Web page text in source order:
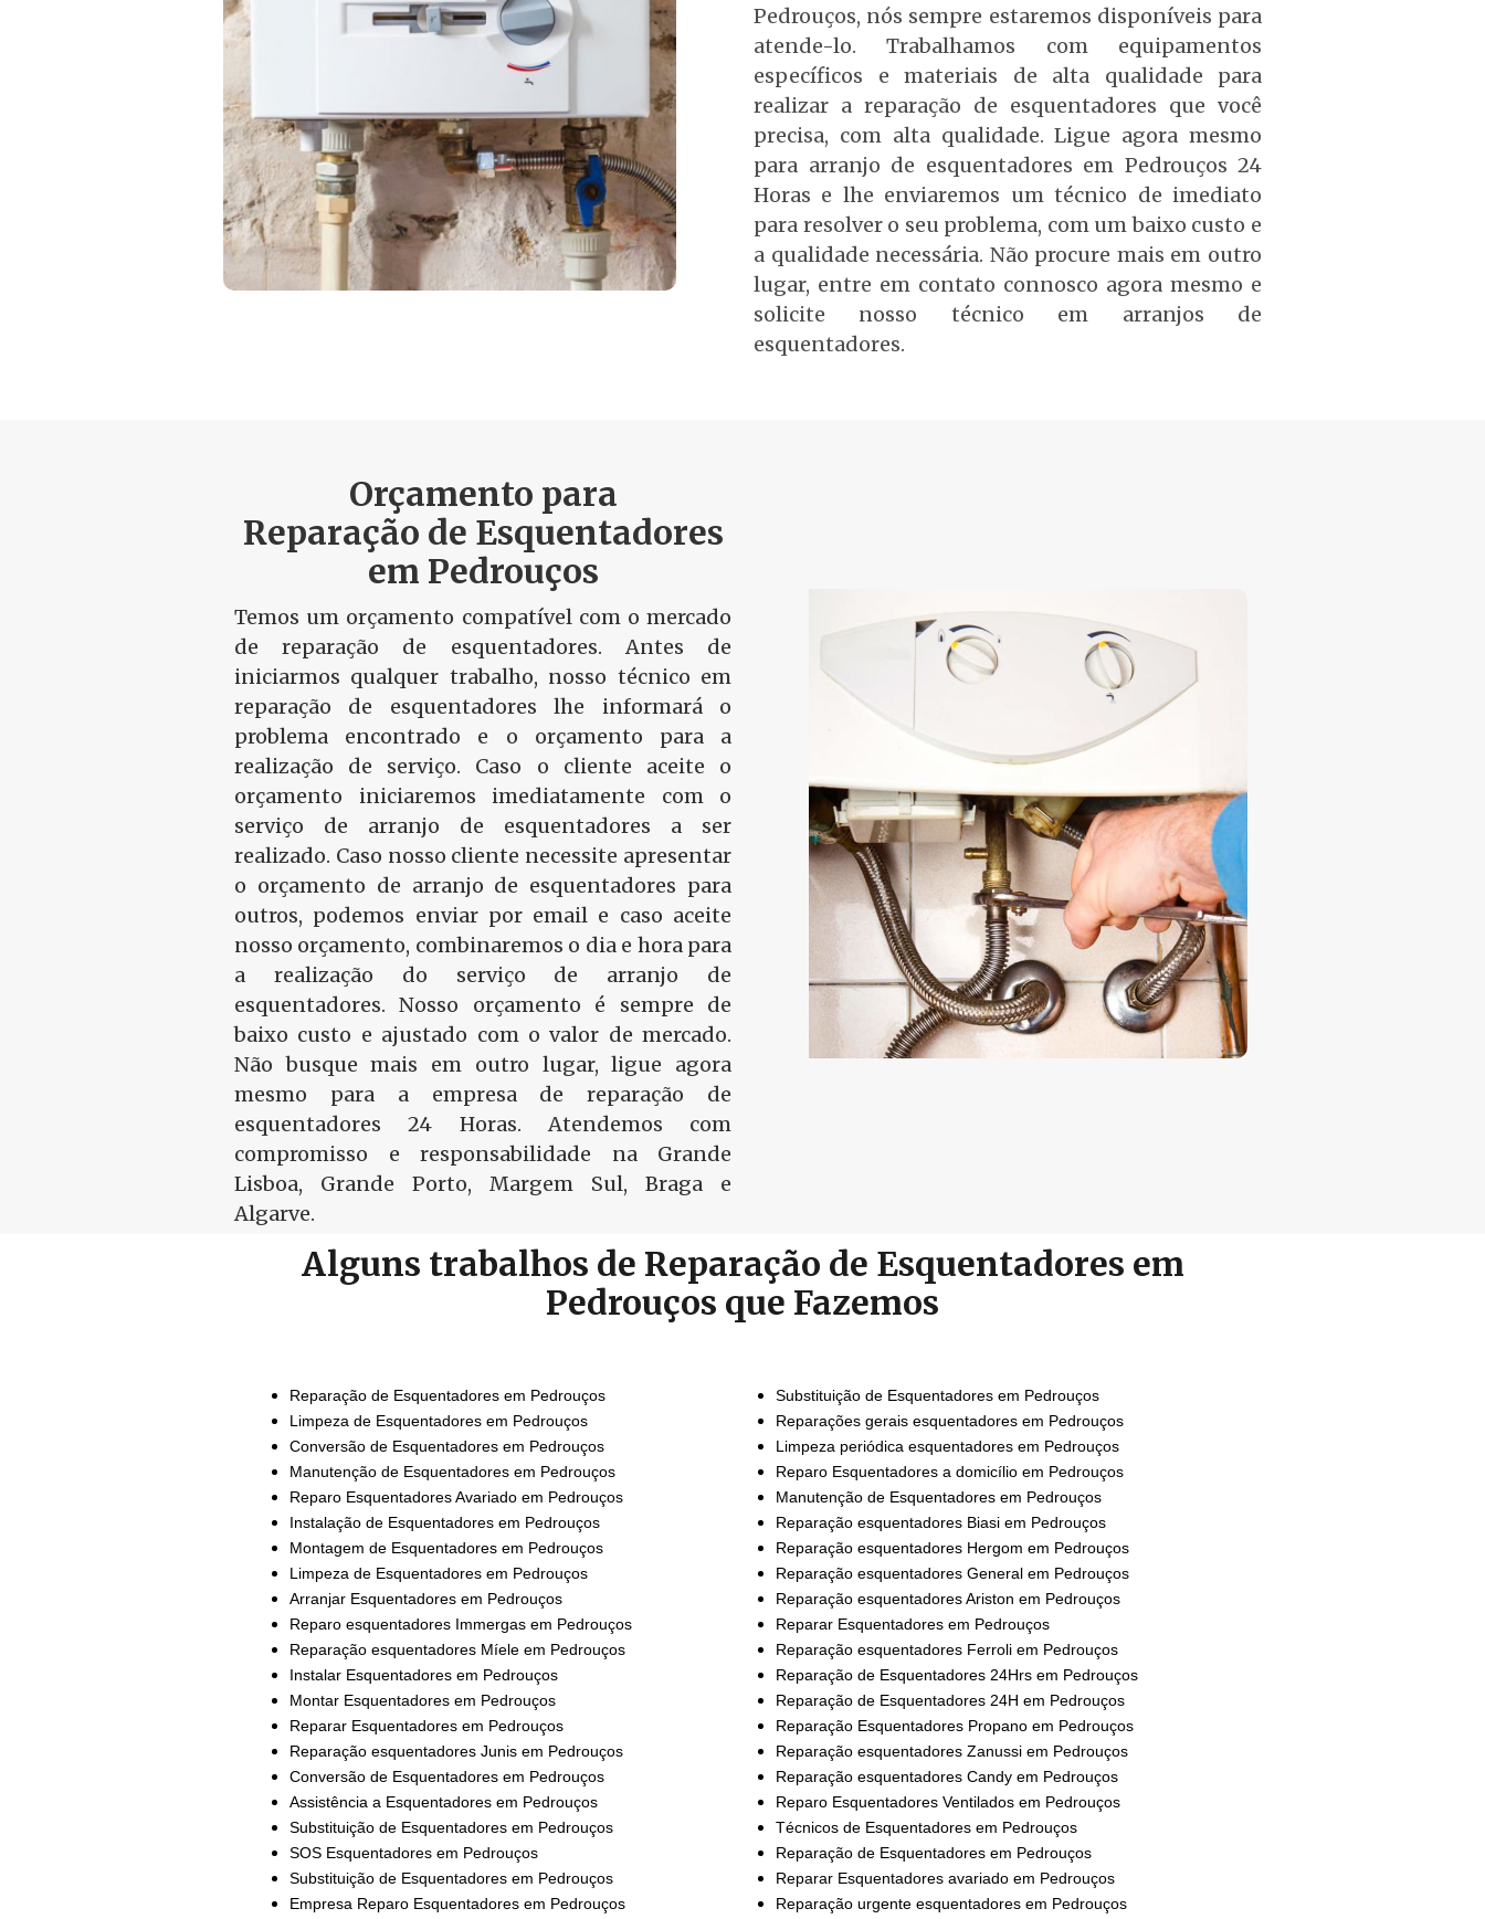
Pedrouços, nós sempre estaremos disponíveis para
atende-lo. Trabalhamos com equipamentos
específicos e materiais de alta qualidade para
realizar a reparação de esquentadores que você
precisa, com alta qualidade. Ligue agora mesmo
para arranjo de esquentadores em Pedrouços 24
Horas e lhe enviaremos um técnico de imediato
para resolver o seu problema, com um baixo custo e
a qualidade necessária. Não procure mais em outro
lugar, entre em contato connosco agora mesmo e
solicite nosso técnico em arranjos de
esquentadores.
Orçamento para
Reparação de Esquentadores
em Pedrouços
Temos um orçamento compatível com o mercado
de reparação de esquentadores. Antes de
iniciarmos qualquer trabalho, nosso técnico em
reparação de esquentadores lhe informará o
problema encontrado e o orçamento para a
realização de serviço. Caso o cliente aceite o
orçamento iniciaremos imediatamente com o
serviço de arranjo de esquentadores a ser
realizado. Caso nosso cliente necessite apresentar
o orçamento de arranjo de esquentadores para
outros, podemos enviar por email e caso aceite
nosso orçamento, combinaremos o dia e hora para
a realização do serviço de arranjo de
esquentadores. Nosso orçamento é sempre de
baixo custo e ajustado com o valor de mercado.
Não busque mais em outro lugar, ligue agora
mesmo para a empresa de reparação de
esquentadores 24 Horas. Atendemos com
compromisso e responsabilidade na Grande
Lisboa, Grande Porto, Margem Sul, Braga e
Algarve.
Alguns trabalhos de Reparação de Esquentadores em
Pedrouços que Fazemos
Reparação de Esquentadores em Pedrouços
Limpeza de Esquentadores em Pedrouços
Conversão de Esquentadores em Pedrouços
Manutenção de Esquentadores em Pedrouços
Reparo Esquentadores Avariado em Pedrouços
Instalação de Esquentadores em Pedrouços
Montagem de Esquentadores em Pedrouços
Limpeza de Esquentadores em Pedrouços
Arranjar Esquentadores em Pedrouços
Reparo esquentadores Immergas em Pedrouços
Reparação esquentadores Míele em Pedrouços
Instalar Esquentadores em Pedrouços
Montar Esquentadores em Pedrouços
Reparar Esquentadores em Pedrouços
Reparação esquentadores Junis em Pedrouços
Conversão de Esquentadores em Pedrouços
Assistência a Esquentadores em Pedrouços
Substituição de Esquentadores em Pedrouços
SOS Esquentadores em Pedrouços
Substituição de Esquentadores em Pedrouços
Empresa Reparo Esquentadores em Pedrouços
Substituição de Esquentadores em Pedrouços
Reparações gerais esquentadores em Pedrouços
Limpeza periódica esquentadores em Pedrouços
Reparo Esquentadores a domicílio em Pedrouços
Manutenção de Esquentadores em Pedrouços
Reparação esquentadores Biasi em Pedrouços
Reparação esquentadores Hergom em Pedrouços
Reparação esquentadores General em Pedrouços
Reparação esquentadores Ariston em Pedrouços
Reparar Esquentadores em Pedrouços
Reparação esquentadores Ferroli em Pedrouços
Reparação de Esquentadores 24Hrs em Pedrouços
Reparação de Esquentadores 24H em Pedrouços
Reparação Esquentadores Propano em Pedrouços
Reparação esquentadores Zanussi em Pedrouços
Reparação esquentadores Candy em Pedrouços
Reparo Esquentadores Ventilados em Pedrouços
Técnicos de Esquentadores em Pedrouços
Reparação de Esquentadores em Pedrouços
Reparar Esquentadores avariado em Pedrouços
Reparação urgente esquentadores em Pedrouços